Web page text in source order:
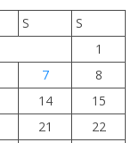
S
S
1
7
8
14
15
21
22